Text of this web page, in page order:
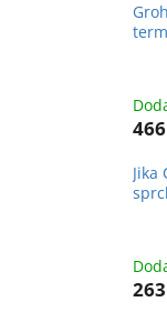
Jika